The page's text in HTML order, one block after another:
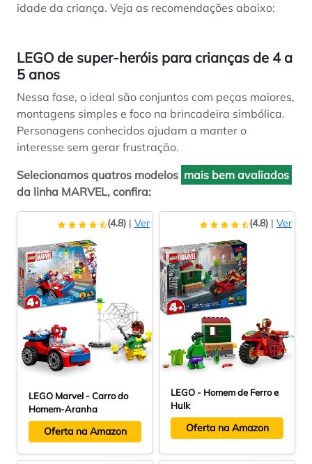
idade da criança. Veja as recomendações abaixo:
LEGO de super-heróis para crianças de 4 a
5 anos
Nessa fase, o ideal são conjuntos com peças maiores,
montagens simples e foco na brincadeira simbólica.
Personagens conhecidos ajudam a manter o
interesse sem gerar frustração.
Selecionamos quatros modelos mais bem avaliados
da linha MARVEL, confira:
(4.8) | Ver
LEGO Marvel - Carro do
Homem-Aranha
Oferta na Amazon
(4.8) | Ver
LEGO - Homem de Ferro e
Hulk
Oferta na Amazon